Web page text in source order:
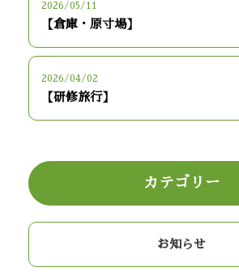
2026/05/11
【倉庫・原寸場】
2026/04/02
【研修旅行】
カテゴリー
お知らせ